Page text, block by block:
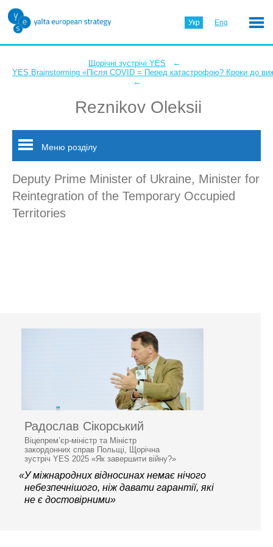
Укр Eng
Щорічні зустрічі YES ←
YES Brainstorming «Після COVID = Перед катастрофою? Кроки до
←
Reznikov Oleksii
Меню розділу
Deputy Prime Minister of Ukraine, Minister for
Reintegration of the Temporary Occupied
Territories
Радослав Сікорський
Віцепрем’єр-міністр та Міністр
закордонних справ Польщі, Щорічна
зустріч YES 2025 «Як завершити війну?»
«У міжнародних відносинах немає нічого
небезпечнішого, ніж давати гарантії, які
не є достовірними»